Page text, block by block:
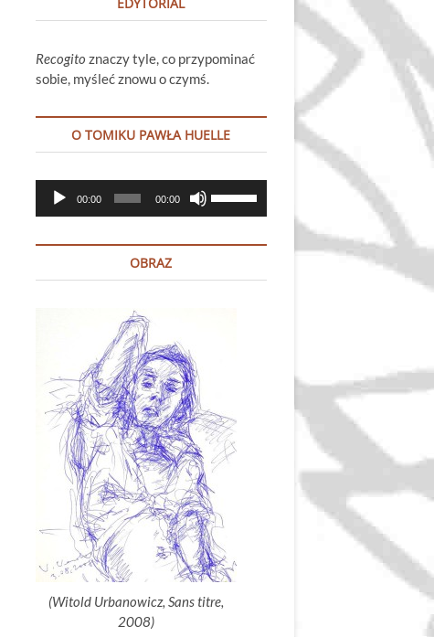
Recogito znaczy tyle, co przypominać
sobie, myśleć znowu o czymś.
O TOMIKU PAWŁA HUELLE
Odtwarzacz
plików
00:00 00:00
góry
głośność.
OBRAZ
(Witold Urbanowicz, Sans titre,
2008)